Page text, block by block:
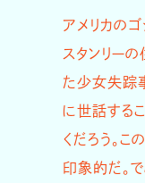
アメリカの
スタンリー
た少女失踪
に世話する
くだろう。
印象的だ。